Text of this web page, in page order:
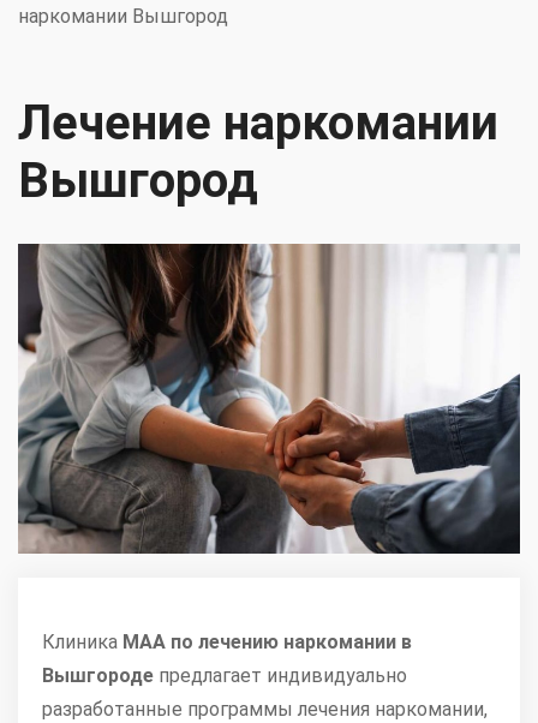
наркомании Вышгород
Лечение наркомании
Вышгород
Клиника МАА по лечению наркомании в
Вышгороде предлагает индивидуально
разработанные программы лечения наркомании,